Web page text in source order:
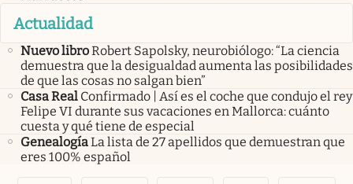
Actualidad
Nuevo libroRobert Sapolsky, neurobiólogo: “La ciencia
demuestra que la desigualdad aumenta las posibilidades
de que las cosas no salgan bien”
Casa Real Confirmado | Así es el coche que condujo el rey
Felipe VI durante sus vacaciones en Mallorca: cuánto
cuesta y qué tiene de especial
GenealogíaLa lista de 27 apellidos que demuestran que
eres 100% español